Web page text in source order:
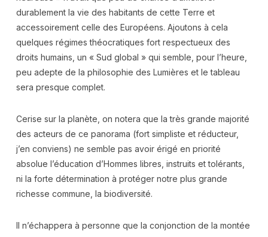
durablement la vie des habitants de cette Terre et
accessoirement celle des Européens. Ajoutons à cela
quelques régimes théocratiques fort respectueux des
droits humains, un « Sud global » qui semble, pour l’heure,
peu adepte de la philosophie des Lumières et le tableau
sera presque complet.
Cerise sur la planète, on notera que la très grande majorité
des acteurs de ce panorama (fort simpliste et réducteur,
j’en conviens) ne semble pas avoir érigé en priorité
absolue l’éducation d’Hommes libres, instruits et tolérants,
ni la forte détermination à protéger notre plus grande
richesse commune, la biodiversité.
Il n’échappera à personne que la conjonction de la montée